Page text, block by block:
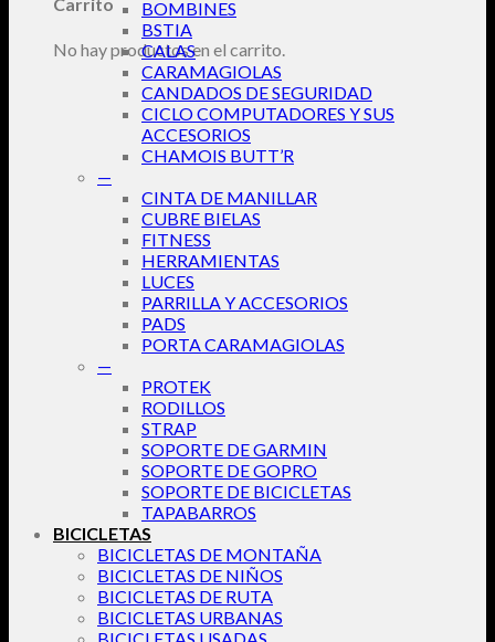
No hay productos en el carrito.
BOMBINES
BSTIA
CALAS
CARAMAGIOLAS
CANDADOS DE SEGURIDAD
CICLO COMPUTADORES Y SUS
ACCESORIOS
CHAMOIS BUTT’R
—
CINTA DE MANILLAR
CUBRE BIELAS
FITNESS
HERRAMIENTAS
LUCES
PARRILLA Y ACCESORIOS
PADS
PORTA CARAMAGIOLAS
—
PROTEK
RODILLOS
STRAP
SOPORTE DE GARMIN
SOPORTE DE GOPRO
SOPORTE DE BICICLETAS
TAPABARROS
BICICLETAS
BICICLETAS DE MONTAÑA
BICICLETAS DE NIÑOS
BICICLETAS DE RUTA
BICICLETAS URBANAS